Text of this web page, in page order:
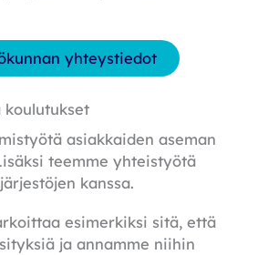
yhteystiedot
asiakkaiden aseman
teemme yhteistyötä
kanssa.
esimerkiksi sitä, että
ja annamme niihin